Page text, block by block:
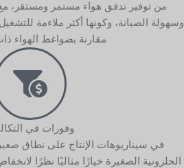
من توفير تدفق هواء مستمر ومستقر،
وسهولة الصيانة، وكونها أكثر ملاءمة
مقارنة بضواغط الهواء
وفورات في
في سيناريوهات الإنتاج على نطاق
الحلزونية الصغيرة خيارًا مثاليًا نظرًا